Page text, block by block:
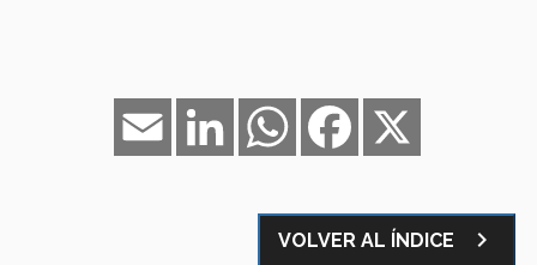
Facebook
WhatsApp
LinkedIn
Email
VOLVER AL ÍNDICE navigate_next